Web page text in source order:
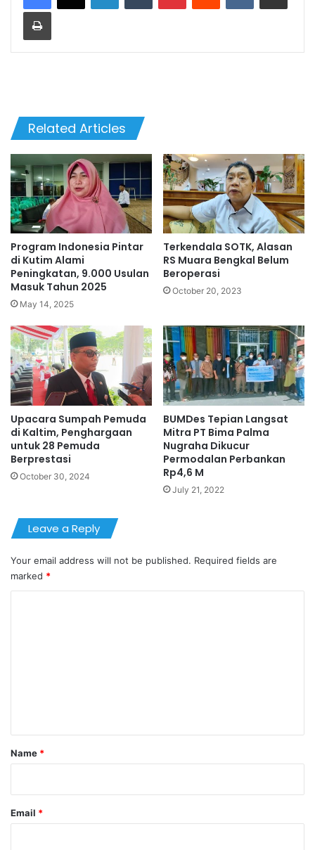
Print
Related Articles
Program Indonesia Pintar
di Kutim Alami
Peningkatan, 9.000 Usulan
Masuk Tahun 2025
May 14, 2025
Terkendala SOTK, Alasan
RS Muara Bengkal Belum
Beroperasi
October 20, 2023
Upacara Sumpah Pemuda
di Kaltim, Penghargaan
untuk 28 Pemuda
Berprestasi
October 30, 2024
BUMDes Tepian Langsat
Mitra PT Bima Palma
Nugraha Dikucur
Permodalan Perbankan
Rp4,6 M
July 21, 2022
Leave a Reply
Your email address will not be published. Required fields are
marked *
*
Name *
Email *